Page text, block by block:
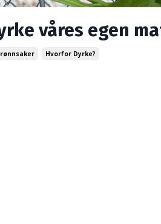
våres egen
Hvorfor Dyrke?